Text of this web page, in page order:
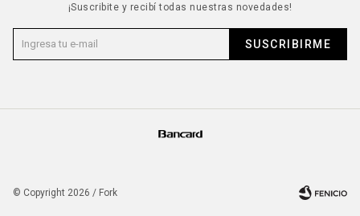
¡Suscribite y recibí todas nuestras novedades!
SUSCRIBIRME
© Copyright 2026 / Fork